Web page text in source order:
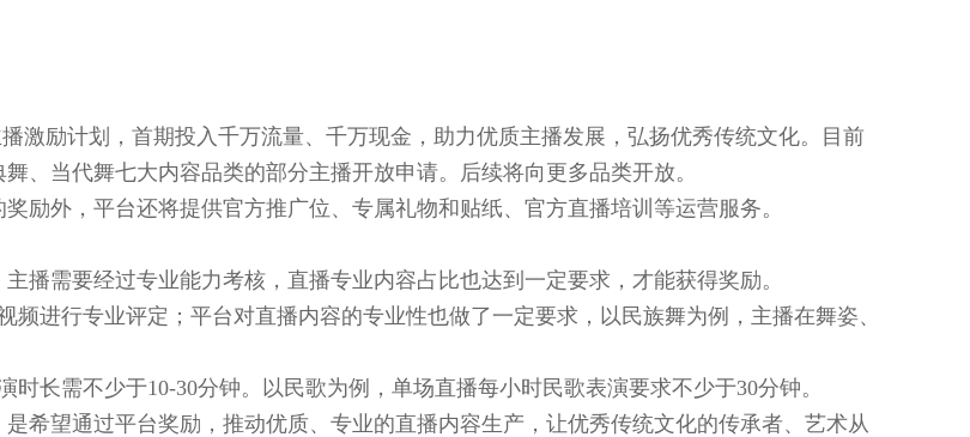
激励计划，首期投入千万流量、千万现金，助力优质主播发展，弘扬优秀传统文化。目前
、当代舞七大内容品类的部分主播开放申请。后续将向更多品类开放。
励外，平台还将提供官方推广位、专属礼物和贴纸、官方直播培训等运营服务。
播需要经过专业能力考核，直播专业内容占比也达到一定要求，才能获得奖励。
进行专业评定；平台对直播内容的专业性也做了一定要求，以民族舞为例，主播在舞姿、
长需不少于10-30分钟。以民歌为例，单场直播每小时民歌表演要求不少于30分钟。
希望通过平台奖励，推动优质、专业的直播内容生产，让优秀传统文化的传承者、艺术从